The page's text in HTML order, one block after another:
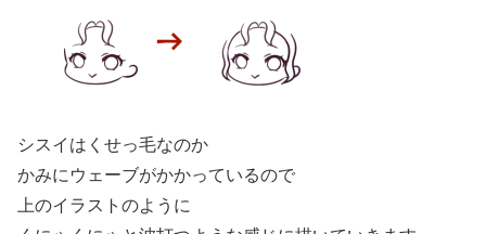
シスイはくせっ毛なのか
かみにウェーブがかかっているので
上のイラストのように